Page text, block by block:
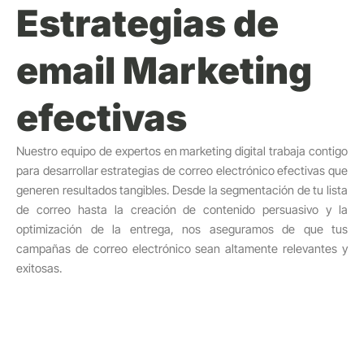
Estrategias de
email Marketing
efectivas
Nuestro equipo de expertos en marketing digital trabaja contigo
para desarrollar estrategias de correo electrónico efectivas que
generen resultados tangibles. Desde la segmentación de tu lista
de correo hasta la creación de contenido persuasivo y la
optimización de la entrega, nos aseguramos de que tus
campañas de correo electrónico sean altamente relevantes y
exitosas.